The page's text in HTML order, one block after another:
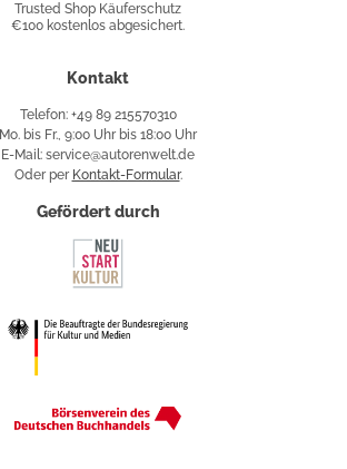
Käuferschutz
Trusted Shop Käuferschutz
€100 kostenlos abgesichert.
Kontakt
Telefon: +49 89 215570310
Mo. bis Fr., 9:00 Uhr bis 18:00 Uhr
E-Mail: service@autorenwelt.de
Oder per Kontakt-Formular.
Gefördert durch